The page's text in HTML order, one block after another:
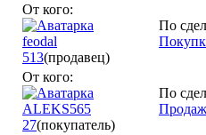
От кого:
feodal
513(продавец)
По
От кого:
ALEKS565
27(покупатель)
По